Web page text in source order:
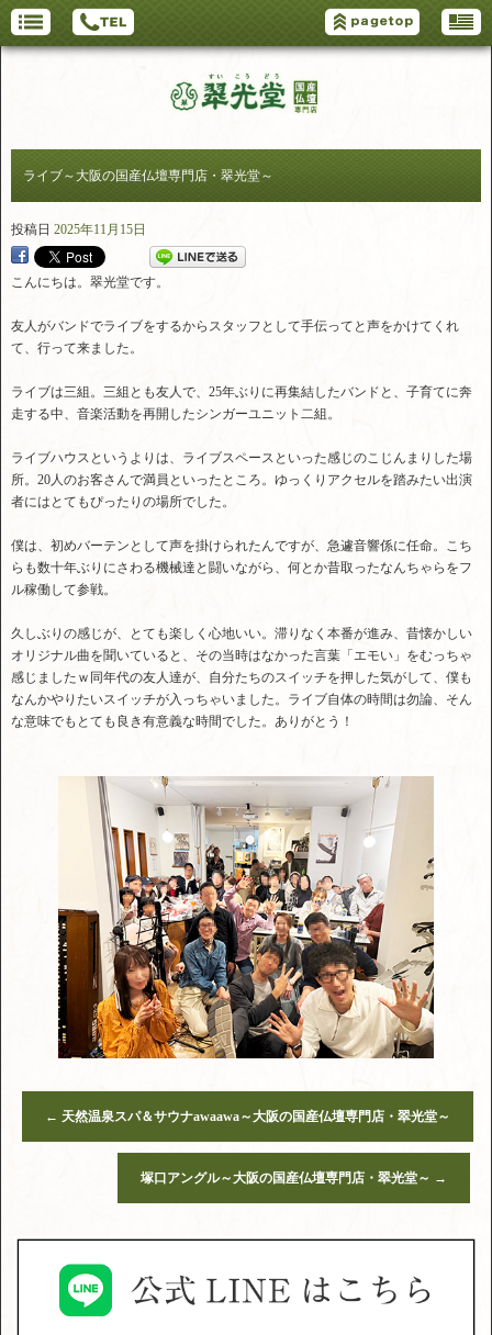
ライブ～大阪の国産仏壇専門店・翠光堂～
投稿日 2025年11月15日
こんにちは。翠光堂です。
友人がバンドでライブをするからスタッフとして手伝ってと声をかけてくれ
て、行って来ました。
ライブは三組。三組とも友人で、25年ぶりに再集結したバンドと、子育てに奔
走する中、音楽活動を再開したシンガーユニット二組。
ライブハウスというよりは、ライブスペースといった感じのこじんまりした場
所。20人のお客さんで満員といったところ。ゆっくりアクセルを踏みたい出演
者にはとてもぴったりの場所でした。
僕は、初めバーテンとして声を掛けられたんですが、急遽音響係に任命。こち
らも数十年ぶりにさわる機械達と闘いながら、何とか昔取ったなんちゃらをフ
ル稼働して参戦。
久しぶりの感じが、とても楽しく心地いい。滞りなく本番が進み、昔懐かしい
オリジナル曲を聞いていると、その当時はなかった言葉「エモい」をむっちゃ
感じましたｗ同年代の友人達が、自分たちのスイッチを押した気がして、僕も
なんかやりたいスイッチが入っちゃいました。ライブ自体の時間は勿論、そん
な意味でもとても良き有意義な時間でした。ありがとう！
← 天然温泉スパ＆サウナawaawa～大阪の国産仏壇専門店・翠光堂～
塚口アングル～大阪の国産仏壇専門店・翠光堂～ →